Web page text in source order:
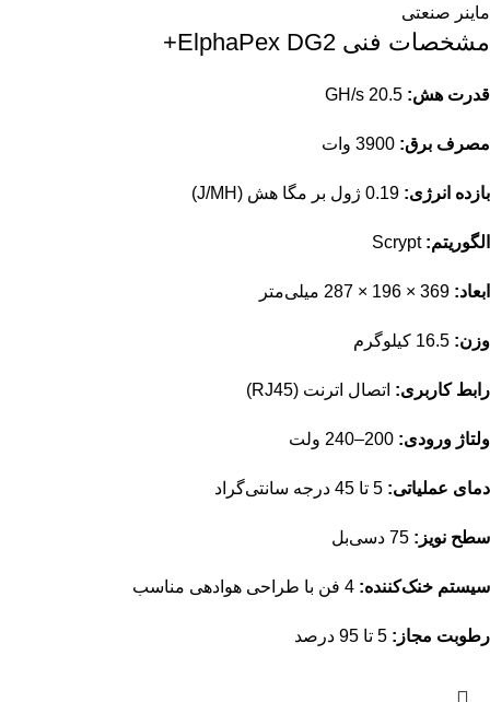
ماینر صنعتی
مشخصات فنی ElphaPex DG2+
قدرت هش: 20.5 GH/s
مصرف برق: 3900 وات
بازده انرژی: 0.19 ژول بر مگا هش (J/MH)
الگوریتم: Scrypt
ابعاد: 369 × 196 × 287 میلی‌متر
وزن: 16.5 کیلوگرم
رابط کاربری: اتصال اترنت (RJ45)
ولتاژ ورودی: 200–240 ولت
دمای عملیاتی: 5 تا 45 درجه سانتی‌گراد
سطح نویز: 75 دسی‌بل
سیستم خنک‌کننده: 4 فن با طراحی هوادهی مناسب
رطوبت مجاز: 5 تا 95 درصد